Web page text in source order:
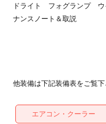
ドライト フォグランプ
ナンスノート＆取説
他装備は下記装備表をご覧
エアコン・クーラー